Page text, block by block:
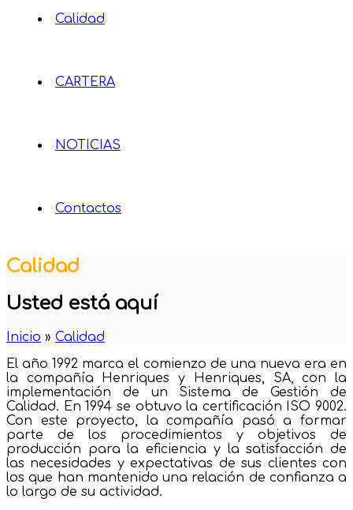
Calidad
CARTERA
NOTICIAS
Contactos
Calidad
Usted está aquí
Inicio » Calidad
El año 1992 marca el comienzo de una nueva era en
la compañía Henriques y Henriques, SA, con la
implementación de un Sistema de Gestión de
Calidad. En 1994 se obtuvo la certificación ISO 9002.
Con este proyecto, la compañía pasó a formar
parte de los procedimientos y objetivos de
producción para la eficiencia y la satisfacción de
las necesidades y expectativas de sus clientes con
los que han mantenido una relación de confianza a
lo largo de su actividad.